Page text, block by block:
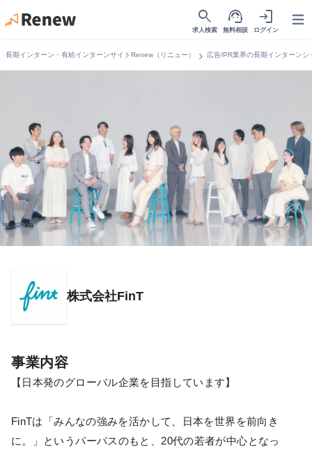
search
求人検索
support_agent
無料相談
login
ログイン
長期インターン・有給インターンサイトRenew（リニュー） chevron_right 広告/PR業界の長期インターンシ
株式会社FinT
事業内容
【日本発のグローバル企業を目指しています】
FinTは「みんなの強みを活かして、日本を世界を前向き
に。」というパーパスのもと、20代の若者が中心となっ